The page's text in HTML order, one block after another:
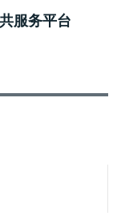
服务平台